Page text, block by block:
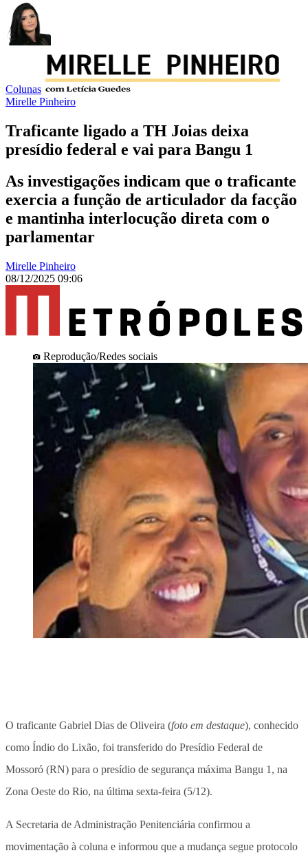
Colunas
Mirelle Pinheiro
Traficante ligado a TH Joias deixa
presídio federal e vai para Bangu 1
As investigações indicam que o traficante
exercia a função de articulador da facção
e mantinha interlocução direta com o
parlamentar
Mirelle Pinheiro
08/12/2025 09:06
Reprodução/Redes sociais
O traficante Gabriel Dias de Oliveira (foto em destaque), conhecido
como Índio do Lixão, foi transferido do Presídio Federal de
Mossoró (RN) para o presídio de segurança máxima Bangu 1, na
Zona Oeste do Rio, na última sexta-feira (5/12).
A Secretaria de Administração Penitenciária confirmou a
movimentação à coluna e informou que a mudança segue protocolo